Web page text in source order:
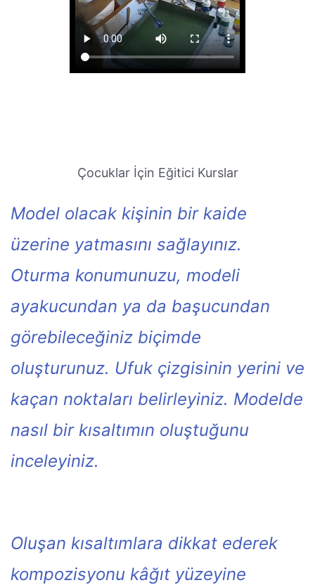
Çocuklar İçin Eğitici Kurslar
Model olacak kişinin bir kaide
üzerine yatmasını sağlayınız.
Oturma konumunuzu, modeli
ayakucundan ya da başucundan
görebileceğiniz biçimde
oluşturunuz. Ufuk çizgisinin yerini ve
kaçan noktaları belirleyiniz. Modelde
nasıl bir kısaltımın oluştuğunu
inceleyiniz.
Oluşan kısaltımlara dikkat ederek
kompozisyonu kâğıt yüzeyine